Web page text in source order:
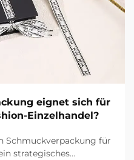
eignet sich für
Einzelhandel?
Schmuckverpackung für
strategisches